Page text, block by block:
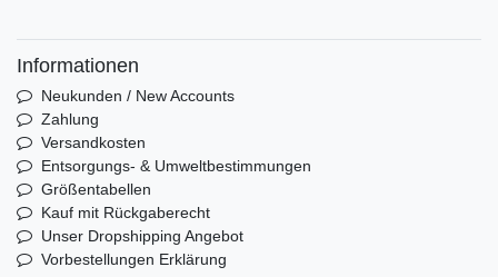
Informationen
Neukunden / New Accounts
Zahlung
Versandkosten
Entsorgungs- & Umweltbestimmungen
Größentabellen
Kauf mit Rückgaberecht
Unser Dropshipping Angebot
Vorbestellungen Erklärung